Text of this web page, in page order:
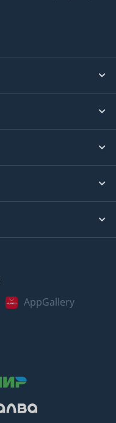
AppGallery